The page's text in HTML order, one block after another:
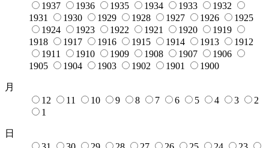
1937
1936 1935 1934 1933
1932
1931
1930 1929 1928 1927 1926
1925
1924
1923 1922 1921 1920
1919
1918
1917 1916 1915 1914 1913
1912
1911
1910 1909 1908 1907
1906
1905
1904 1903 1902 1901 1900
月
12
11 10 9 8 7 6 5 4 3
2
1
日